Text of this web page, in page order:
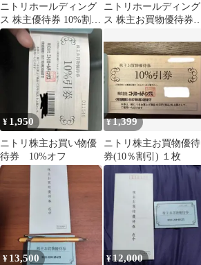
ニトリホールディング
ス 株主優待券 10%割引
1枚
ニトリホールディング
ス 株主お買物優待券
¥ 1,950
ニトリ株主お買い物優
待券 10%オフ
¥1,399
ニトリ株主お買物優待
券(10％割引) １枚
¥ 13,500 ¥12,000